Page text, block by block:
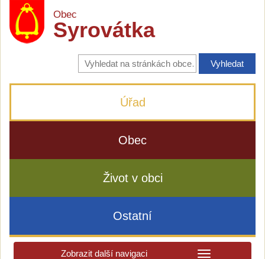
Obec
Syrovátka
Vyhledávání
na
stránkách
Úřad
Obec
Život v obci
Ostatní
Zobrazit další navigaci